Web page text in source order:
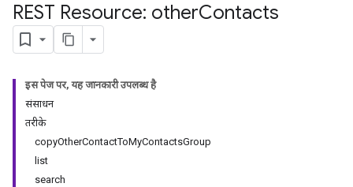
REST Resource: otherContacts
इस पेज पर, यह जानकारी उपलब्ध है
संसाधन
तरीके
copyOtherContactToMyContactsGroup
list
search